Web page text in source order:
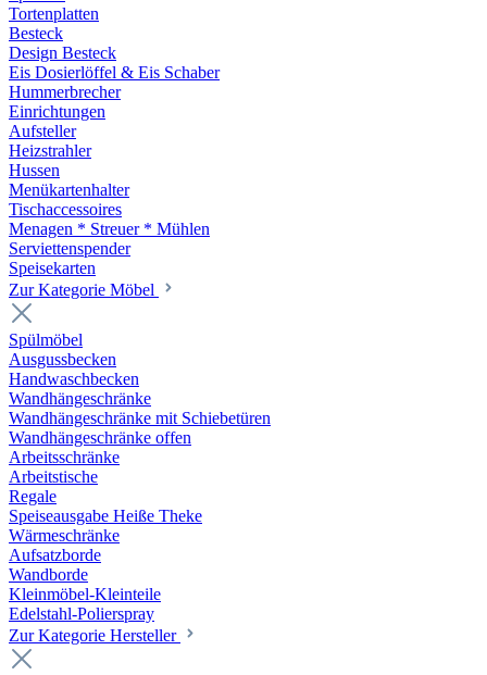
Tortenplatten
Besteck
Design Besteck
Eis Dosierlöffel & Eis Schaber
Hummerbrecher
Einrichtungen
Aufsteller
Heizstrahler
Hussen
Menükartenhalter
Tischaccessoires
Menagen * Streuer * Mühlen
Serviettenspender
Speisekarten
Zur Kategorie Möbel
Spülmöbel
Ausgussbecken
Handwaschbecken
Wandhängeschränke
Wandhängeschränke mit Schiebetüren
Wandhängeschränke offen
Arbeitsschränke
Arbeitstische
Regale
Speiseausgabe Heiße Theke
Wärmeschränke
Aufsatzborde
Wandborde
Kleinmöbel-Kleinteile
Edelstahl-Polierspray
Zur Kategorie Hersteller